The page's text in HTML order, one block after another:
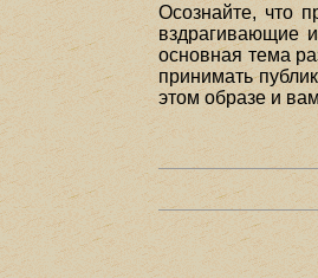
Осознайте, что
вздрагивающие
основная тема
принимать
этом образе и